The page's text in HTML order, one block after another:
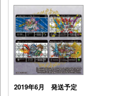
2019年6月 発送予定